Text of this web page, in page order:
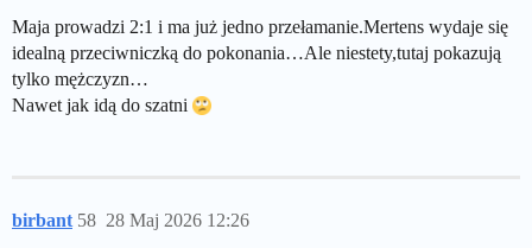
Maja prowadzi 2:1 i ma już jedno przełamanie.Mertens wydaje się
idealną przeciwniczką do pokonania…Ale niestety,tutaj pokazują
tylko mężczyzn…
Nawet jak idą do szatni
birbant 28 Maj 2026 12:26
58